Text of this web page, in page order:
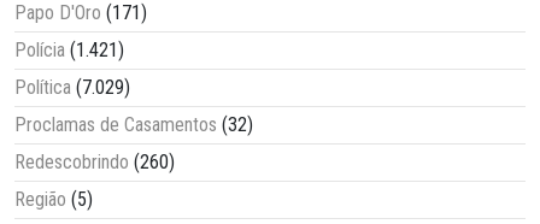
Papo D'Oro (171)
Polícia (1.421)
Política (7.029)
Proclamas de Casamentos (32)
Redescobrindo (260)
Região (5)